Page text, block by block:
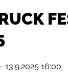
- 13.9.2025 16:00